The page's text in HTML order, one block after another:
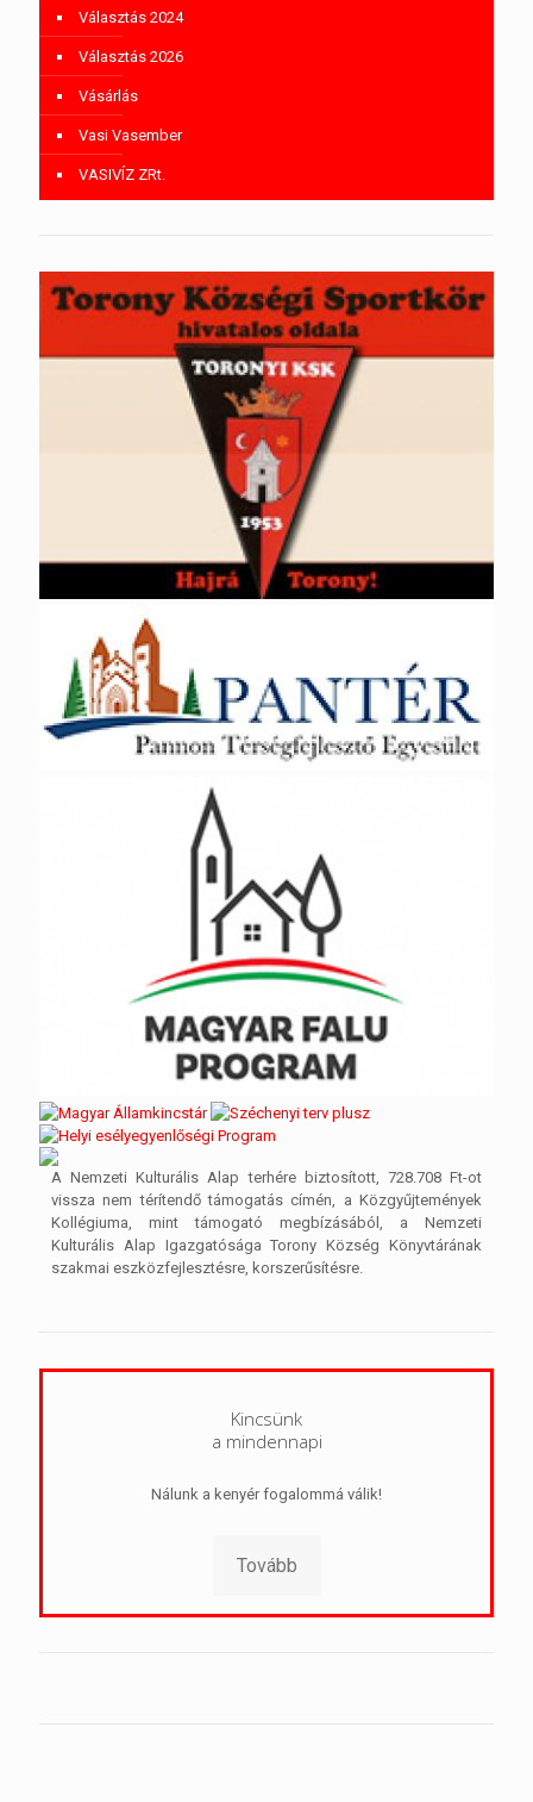
Választás 2024
Választás 2026
Vásárlás
Vasi Vasember
VASIVÍZ ZRt.
A Nemzeti Kulturális Alap terhére biztosított, 728.708 Ft-ot
vissza nem térítendő támogatás címén, a Közgyűjtemények
Kollégiuma, mint támogató megbízásából, a Nemzeti
Kulturális Alap Igazgatósága Torony Község Könyvtárának
szakmai eszközfejlesztésre, korszerűsítésre.
Kincsünk
a mindennapi
Nálunk a kenyér fogalommá válik!
Tovább